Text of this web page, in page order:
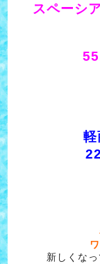
スペーシ
軽
新しくな